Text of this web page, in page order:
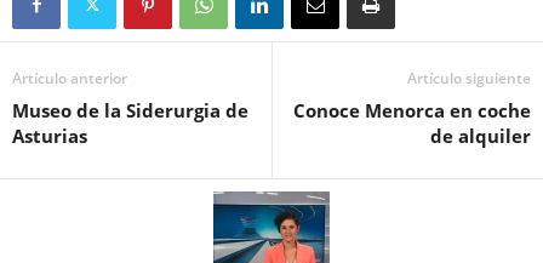
Artículo anterior
Museo de la Siderurgia de
Asturias
Artículo siguiente
Conoce Menorca en coche
de alquiler